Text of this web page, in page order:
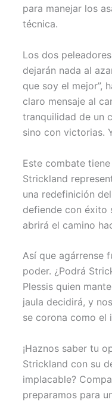
para manejar los
técnica.
Los dos
dejarán nada al
que soy el mejor”,
claro mensaje al
tranquilidad de un
sino con victorias.
Este combate
Strickland
una redefinición
defiende con éxito
abrirá el camino
Así que agárrense
poder. ¿Podrá
Plessis quien
jaula decidirá, y
se corona como el
¡Haznos saber tu
Strickland con su
implacable?
preparamos para